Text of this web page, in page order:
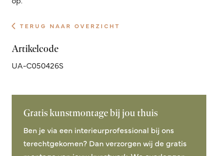
TERUG NAAR OVERZICHT
Artikelcode
UA-C050426S
Gratis kunstmontage bij jou thuis
Ben je via een interieurprofessional bij ons
terechtgekomen? Dan verzorgen wij de gratis